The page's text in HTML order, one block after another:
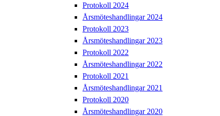
Protokoll 2024
Årsmöteshandlingar 2024
Protokoll 2023
Årsmöteshandlingar 2023
Protokoll 2022
Årsmöteshandlingar 2022
Protokoll 2021
Årsmöteshandlingar 2021
Protokoll 2020
Årsmöteshandlingar 2020